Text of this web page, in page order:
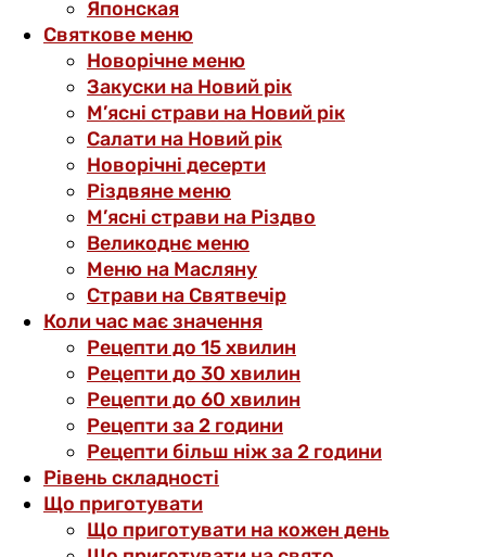
Японская
Святкове меню
Новорічне меню
Закуски на Новий рік
М’ясні страви на Новий рік
Салати на Новий рік
Новорічні десерти
Різдвяне меню
М’ясні страви на Різдво
Великоднє меню
Меню на Масляну
Страви на Святвечір
Коли час має значення
Рецепти до 15 хвилин
Рецепти до 30 хвилин
Рецепти до 60 хвилин
Рецепти за 2 години
Рецепти більш ніж за 2 години
Рівень складності
Що приготувати
Що приготувати на кожен день